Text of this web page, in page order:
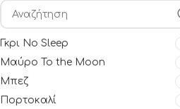
Γκρι No Sleep
Μαύρο To the Moon
Μπεζ
Πορτοκαλί